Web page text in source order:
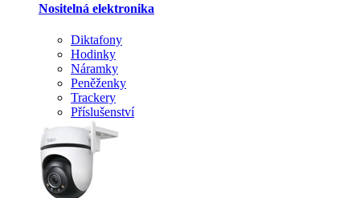
Nositelná elektronika
Diktafony
Hodinky
Náramky
Peněženky
Trackery
Příslušenství